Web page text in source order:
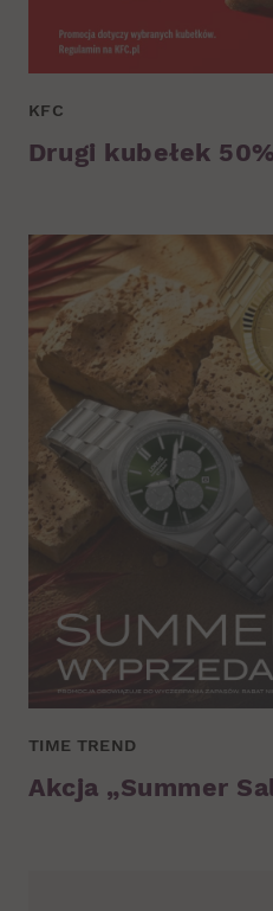
KFC
Drugi kubełek
TIME TREND
Akcja „Summer